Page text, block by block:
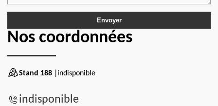
Nos coordonnées
Stand 188 |indisponible
indisponible